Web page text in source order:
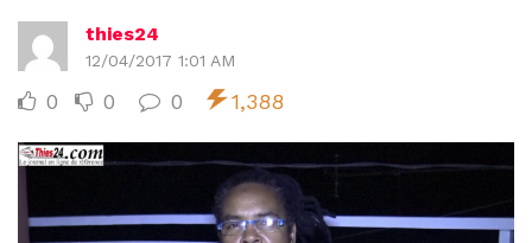
thies24
12/04/2017 1:01 AM
0 0 0 1,388